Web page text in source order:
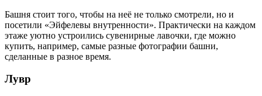
Башня стоит того, чтобы на неё не только смотрели, но и
посетили «Эйфелевы внутренности». Практически на каждом
этаже уютно устроились сувенирные лавочки, где можно
купить, например, самые разные фотографии башни,
сделанные в разное время.
Лувр